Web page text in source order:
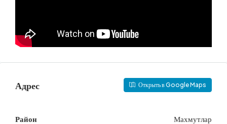
Адрес Открыть в Google Maps
Район Махмутлар